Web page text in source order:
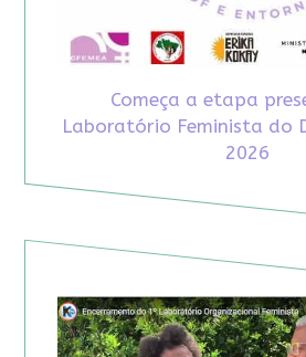
Começa a etapa
Laboratório Feminista do
2026